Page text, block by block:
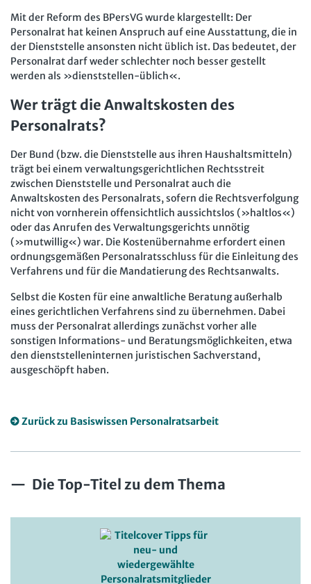
Mit der Reform des BPersVG wurde klargestellt: Der
Personalrat hat keinen Anspruch auf eine Ausstattung, die in
der Dienststelle ansonsten nicht üblich ist. Das bedeutet, der
Personalrat darf weder schlechter noch besser gestellt
werden als »dienststellen-üblich«.
Wer trägt die Anwaltskosten des
Personalrats?
Der Bund (bzw. die Dienststelle aus ihren Haushaltsmitteln)
trägt bei einem verwaltungsgerichtlichen Rechtsstreit
zwischen Dienststelle und Personalrat auch die
Anwaltskosten des Personalrats, sofern die Rechtsverfolgung
nicht von vornherein offensichtlich aussichtslos (»haltlos«)
oder das Anrufen des Verwaltungsgerichts unnötig
(»mutwillig«) war. Die Kostenübernahme erfordert einen
ordnungsgemäßen Personalratsschluss für die Einleitung des
Verfahrens und für die Mandatierung des Rechtsanwalts.
Selbst die Kosten für eine anwaltliche Beratung außerhalb
eines gerichtlichen Verfahrens sind zu übernehmen. Dabei
muss der Personalrat allerdings zunächst vorher alle
sonstigen Informations- und Beratungsmöglichkeiten, etwa
den dienststelleninternen juristischen Sachverstand,
ausgeschöpft haben.
Zurück zu Basiswissen Personalratsarbeit
Die Top-Titel zu dem Thema